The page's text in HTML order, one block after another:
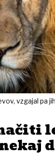
vzgajal pa